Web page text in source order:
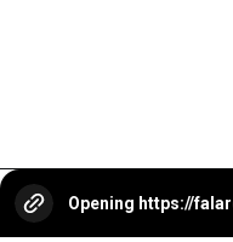
Opening https://